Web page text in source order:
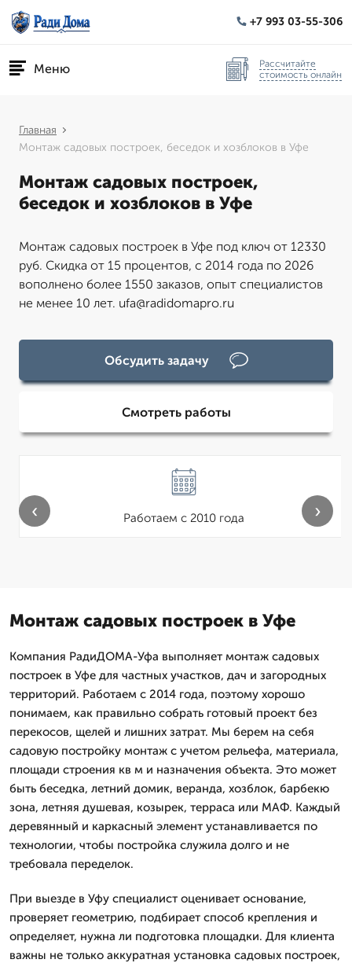
+7 993 03-55-306
Меню
Рассчитайте
стоимость онлайн
Главная
Монтаж садовых построек, беседок и хозблоков в Уфе
Монтаж садовых построек,
беседок и хозблоков в Уфе
Монтаж садовых построек в Уфе под ключ от 12330
руб. Скидка от 15 процентов, с 2014 года по 2026
вополнено более 1550 заказов, опыт специалистов
не менее 10 лет. ufa@radidomapro.ru
Обсудить задачу
Смотреть работы
Работаем с 2010 года
‹ ›
Монтаж садовых построек в Уфе
Компания РадиДОМА-Уфа выполняет монтаж садовых
построек в Уфе для частных участков, дач и загородных
территорий. Работаем с 2014 года, поэтому хорошо
понимаем, как правильно собрать готовый проект без
перекосов, щелей и лишних затрат. Мы берем на себя
садовую постройку монтаж с учетом рельефа, материала,
площади строения кв м и назначения объекта. Это может
быть беседка, летний домик, веранда, хозблок, барбекю
зона, летняя душевая, козырек, терраса или МАФ. Каждый
деревянный и каркасный элемент устанавливается по
технологии, чтобы постройка служила долго и не
требовала переделок.
При выезде в Уфу специалист оценивает основание,
проверяет геометрию, подбирает способ крепления и
определяет, нужна ли подготовка площадки. Для клиента
важны не только аккуратная установка садовых построек,